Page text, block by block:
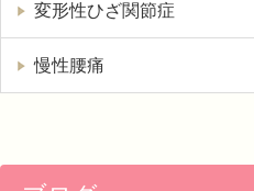
変形性ひざ関節症
慢性腰痛